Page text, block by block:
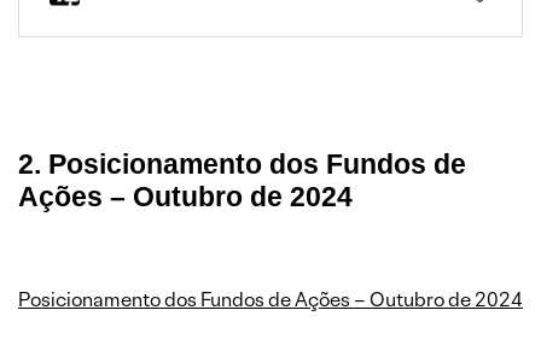
2. Posicionamento dos Fundos de
Ações – Outubro de 2024
Posicionamento dos Fundos de Ações – Outubro de 2024